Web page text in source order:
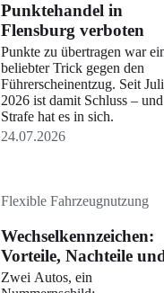
Punktehandel in
Flensburg verboten
Punkte zu übertragen war
beliebter Trick gegen den
Führerscheinentzug. Seit Juli
2026 ist damit Schluss –
Strafe hat es in sich.
24.07.2026
Flexible Fahrzeugnutzung
Wechselkennzeichen:
Vorteile, Nachteile
Kosten
Zwei Autos, ein